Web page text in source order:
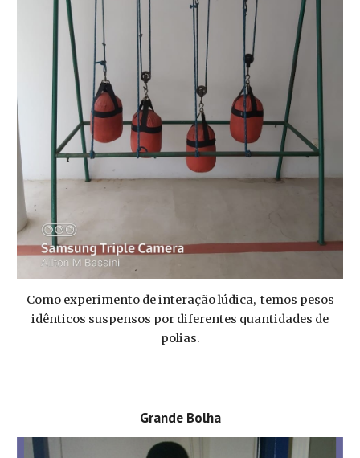
Como experimento de interação lúdica, temos pesos
idênticos suspensos por diferentes quantidades de
polias.
Grande Bolha